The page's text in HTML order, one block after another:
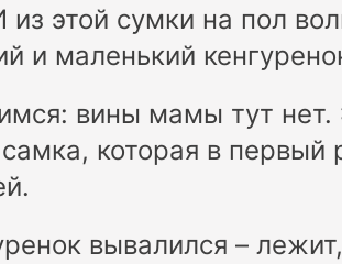
этой сумки на пол
и маленький
вины мамы тут
которая в первый
вывалился –